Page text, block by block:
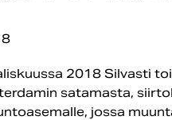
2018 Silvasti
satamasta,
jossa